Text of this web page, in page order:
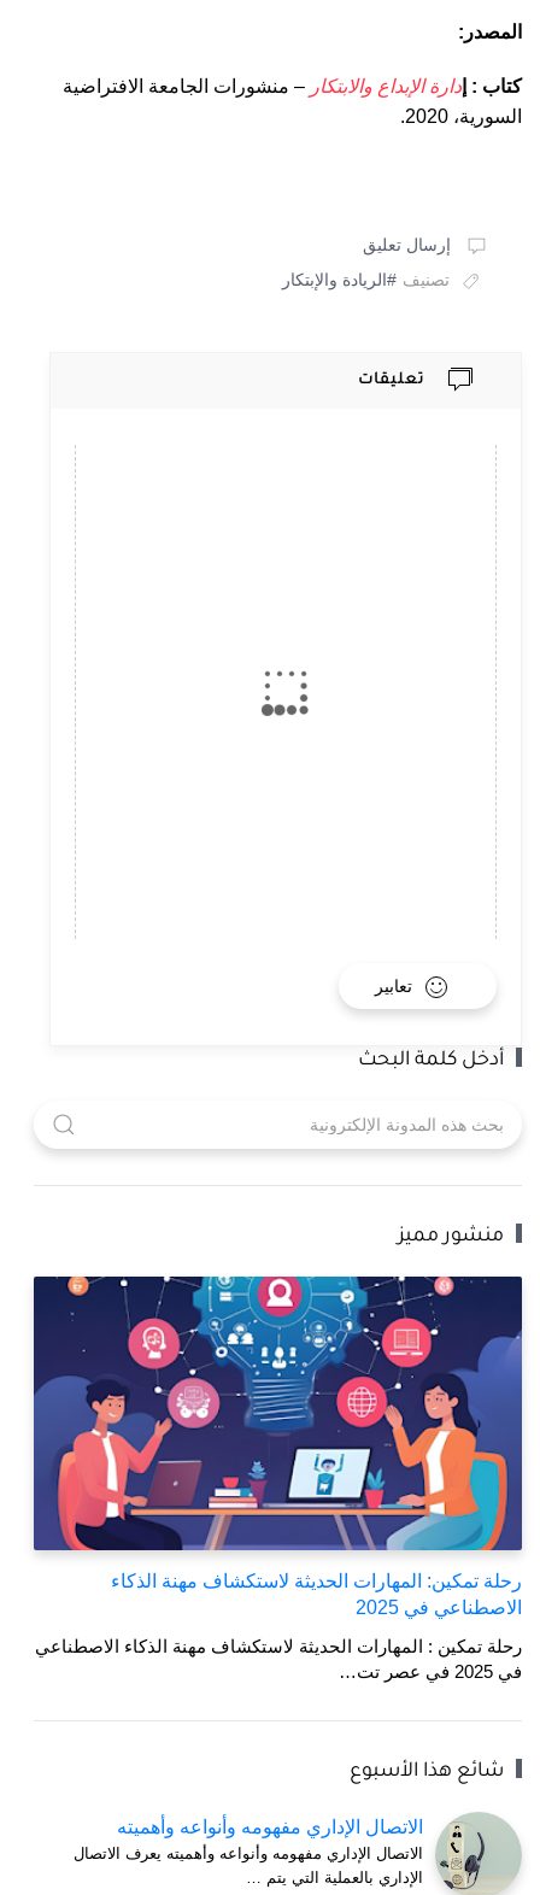
المصدر:
كتاب : إ دارة الإبداع والابتكار – منشورات الجامعة الافتراضية
السورية، 2020.
إرسال تعليق
تصنيف #الريادة والإبتكار
تعليقات
تعابير
أدخل كلمة البحث
منشور مميز
رحلة تمكين: المهارات الحديثة لاستكشاف مهنة الذكاء
الاصطناعي في 2025
رحلة تمكين : المهارات الحديثة لاستكشاف مهنة الذكاء الاصطناعي
في 2025 في عصر تت…
شائع هذا الأسبوع
الاتصال الإداري مفهومه وأنواعه وأهميته
الاتصال الإداري مفهومه وأنواعه وأهميته يعرف الاتصال
الإداري بالعملية التي يتم …